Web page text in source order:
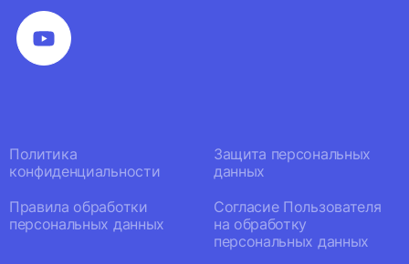
Политика
конфиденциальности
Защита персональных
данных
Правила обработки
персональных данных
Согласие Пользователя
на обработку
персональных данных